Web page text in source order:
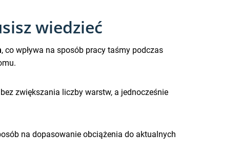
wiedzieć
, co wpływa na sposób pracy taśmy podczas
zwiększania liczby warstw, a jednocześnie
na dopasowanie obciążenia do aktualnych